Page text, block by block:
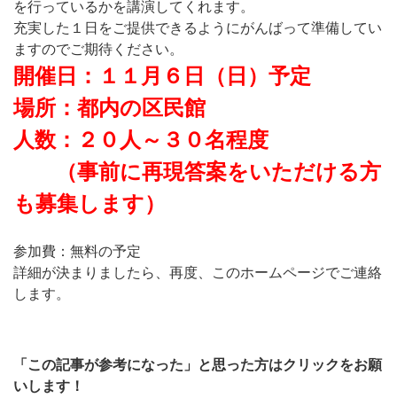
を行っているかを講演してくれます。
充実した１日をご提供できるようにがんばって準備してい
ますのでご期待ください。
開催日：１１月６日（日）予定
場所：都内の区民館
人数：２０人～３０名程度
（事前に再現答案をいただける方
も募集します）
参加費：無料の予定
詳細が決まりましたら、再度、このホームページでご連絡
します。
「この記事が参考になった」と思った方はクリックをお願
いします！